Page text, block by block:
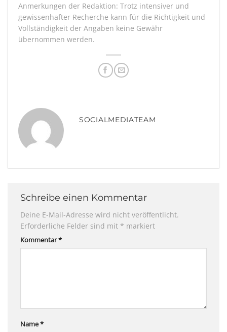
Anmerkungen der Redaktion: Trotz intensiver und
gewissenhafter Recherche kann für die Richtigkeit und
Vollständigkeit der Angaben keine Gewähr
übernommen werden.
SOCIALMEDIATEAM
Schreibe einen Kommentar
Deine E-Mail-Adresse wird nicht veröffentlicht.
Erforderliche Felder sind mit * markiert
Kommentar*
Name*